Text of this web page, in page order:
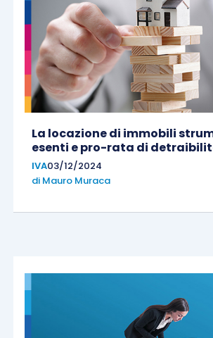
La locazione di immobili
esenti e pro-rata di
IVA03/12/2024
di Mauro Muraca